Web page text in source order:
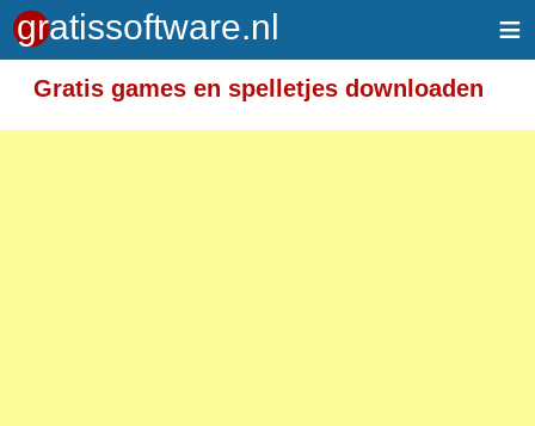
≡
Gratis games en spelletjes downloaden